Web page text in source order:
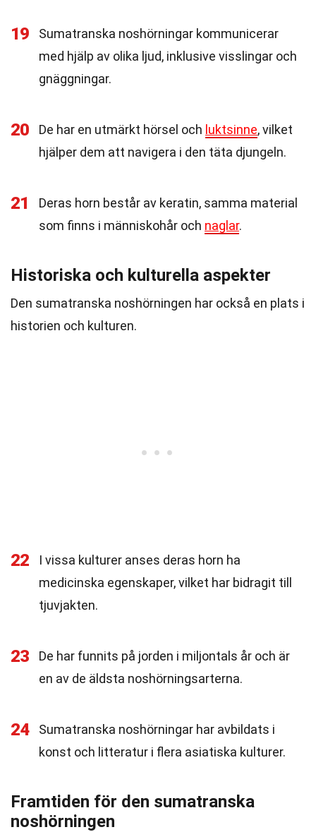
19
Sumatranska noshörningar kommunicerar
med hjälp av olika ljud, inklusive visslingar och
gnäggningar.
20 De har en utmärkt hörsel och luktsinne, vilket
hjälper dem att navigera i den täta djungeln.
21
Deras horn består av keratin, samma material
som finns i människohår och naglar.
Historiska och kulturella aspekter
Den sumatranska noshörningen har också en plats i
historien och kulturen.
22
I vissa kulturer anses deras horn ha
medicinska egenskaper, vilket har bidragit till
tjuvjakten.
23
De har funnits på jorden i miljontals år och är
en av de äldsta noshörningsarterna.
24
Sumatranska noshörningar har avbildats i
konst och litteratur i flera asiatiska kulturer.
Framtiden för den sumatranska
noshörningen